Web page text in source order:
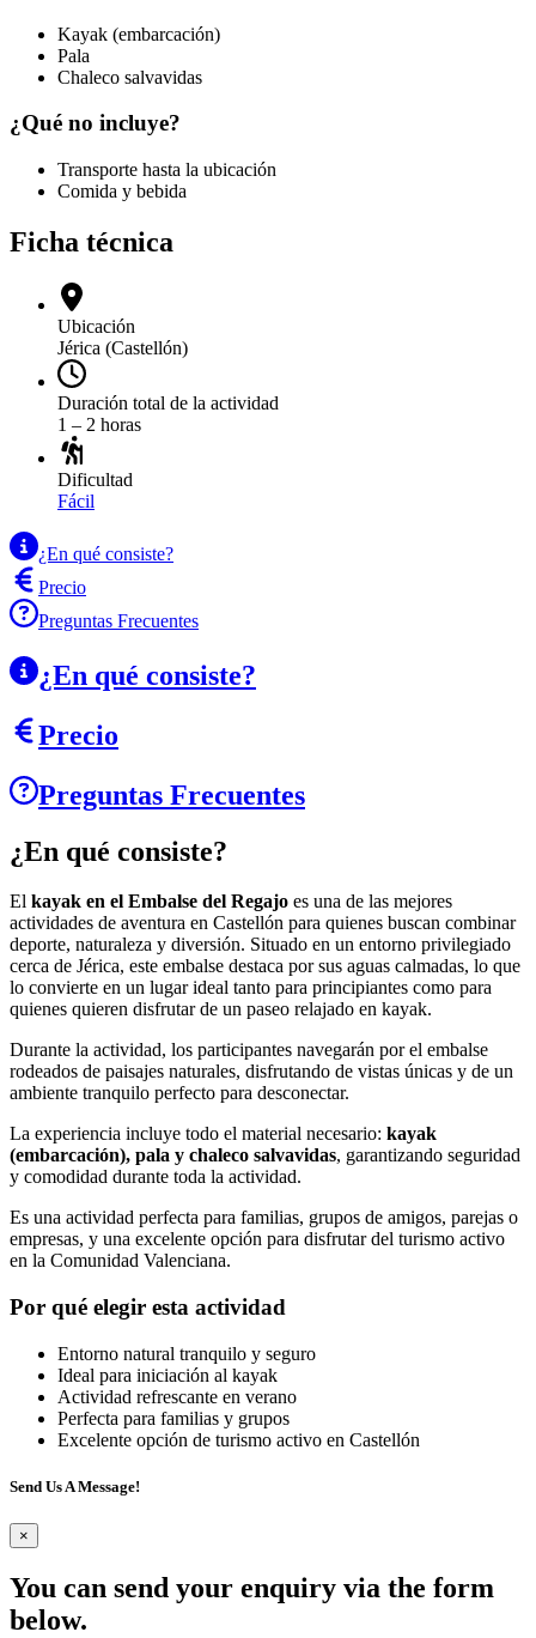
Kayak (embarcación)
Pala
Chaleco salvavidas
¿Qué no incluye?
Transporte hasta la ubicación
Comida y bebida
Ficha técnica
Ubicación
Jérica (Castellón)
Duración total de la actividad
1 – 2 horas
Dificultad
Fácil
¿En qué consiste?
Precio
Preguntas Frecuentes
¿En qué consiste?
Precio
Preguntas Frecuentes
¿En qué consiste?
El kayak en el Embalse del Regajo es una de las mejores
actividades de aventura en Castellón para quienes buscan combinar
deporte, naturaleza y diversión. Situado en un entorno privilegiado
cerca de Jérica, este embalse destaca por sus aguas calmadas, lo que
lo convierte en un lugar ideal tanto para principiantes como para
quienes quieren disfrutar de un paseo relajado en kayak.
Durante la actividad, los participantes navegarán por el embalse
rodeados de paisajes naturales, disfrutando de vistas únicas y de un
ambiente tranquilo perfecto para desconectar.
La experiencia incluye todo el material necesario: kayak
(embarcación), pala y chaleco salvavidas, garantizando seguridad
y comodidad durante toda la actividad.
Es una actividad perfecta para familias, grupos de amigos, parejas o
empresas, y una excelente opción para disfrutar del turismo activo
en la Comunidad Valenciana.
Por qué elegir esta actividad
Entorno natural tranquilo y seguro
Ideal para iniciación al kayak
Actividad refrescante en verano
Perfecta para familias y grupos
Excelente opción de turismo activo en Castellón
Send Us A Message!
×
You can send your enquiry via the form
below.